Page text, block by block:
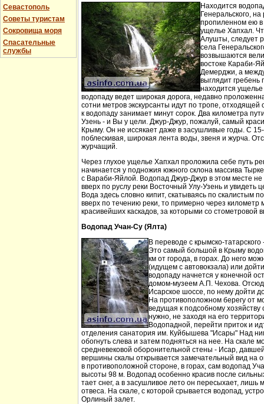
Севастополь
Советы туристам
Сокровища моря
Спасательные
службы
Находится
Генеральского,
пропиленном ею в
ущелье Хапхал.
Алушты, следует
села
возвышаются
востоке Караби-
Демерджи, а
выглядит гребень
находится
водопаду ведет широкая дорога, недавно
сотни метров экскурсанты идут по тропе, отходящей
к водопаду занимает минут сорок. Два километра
Узень - и Вы у цели. Джур-Джур, пожалуй, самый
Крыму. Он не иссякает даже в засушливые годы. С
поблескивая, широкая лента воды, звеня и журча.
журчащий.
Через глухое ущелье Хапхал проложила себе путь
начинается у подножия южного склона массива
с Вараби-Яйлой. Водопад Джур-Джур в этом месте
вверх по руслу реки Восточный Улу-Узень и увидеть
Вода здесь словно кипит, скатываясь по скалистым
вверх по течению реки, то примерно через километр
красивейших каскадов, за которыми со стометровой
Водопад Учан-Су (Ялта)
В переводе с крымско-
Это самый большой в Крыму
км от города, в горах. До него
(идущем с автовокзала) или
водопаду начнется у конечной
домом-музеем А.П. Чехова.
Исарское шоссе, по нему дойти
На противоположном берегу от
ведущая к подсобному
нужно, не заходя на его
Водопадной, перейти приток и
отделения санатория им. Куйбышева "Исары" Над
обогнуть слева и затем подняться на нее. На скале
средневековой оборонительной стены - Исар,
вершины скалы открывается замечательный вид на
в противоположной стороне, в горах, сам водопад
высоты 98 м. Водопад особенно красив после
тает снег, а в засушливое лето он пересыхает, лишь
отвеса. На скале, с которой срывается водопад,
Орлиный залет.